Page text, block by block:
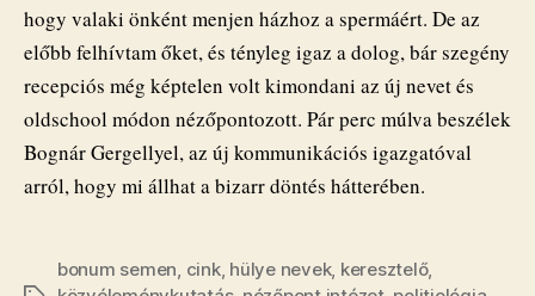
hogy valaki önként menjen házhoz a spermáért. De az
előbb felhívtam őket, és tényleg igaz a dolog, bár szegény
recepciós még képtelen volt kimondani az új nevet és
oldschool módon nézőpontozott. Pár perc múlva beszélek
Bognár Gergellyel, az új kommunikációs igazgatóval
arról, hogy mi állhat a bizarr döntés hátterében.
bonum semen, cink, hülye nevek, keresztelő,